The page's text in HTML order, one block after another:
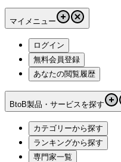
マイメニュー
ログイン
無料会員登録
あなたの閲覧履歴
BtoB製品・サービスを探す
カテゴリーから探す
ランキングから探す
専門家一覧